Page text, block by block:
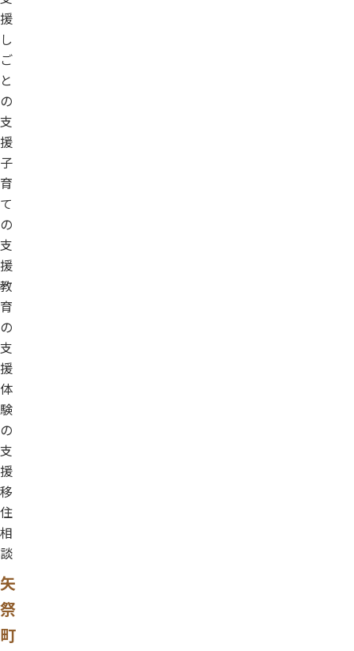
援
し
ご
と
の
支
援
子
育
て
の
支
援
教
育
の
支
援
体
験
の
支
援
移
住
相
談
矢
祭
町